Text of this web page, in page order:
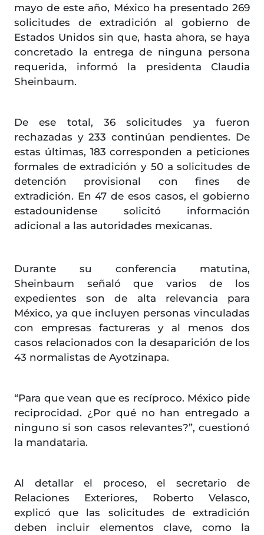
mayo de este año, México ha presentado 269
solicitudes de extradición al gobierno de
Estados Unidos sin que, hasta ahora, se haya
concretado la entrega de ninguna persona
requerida, informó la presidenta Claudia
Sheinbaum.
De ese total, 36 solicitudes ya fueron
rechazadas y 233 continúan pendientes. De
estas últimas, 183 corresponden a peticiones
formales de extradición y 50 a solicitudes de
detención provisional con fines de
extradición. En 47 de esos casos, el gobierno
estadounidense solicitó información
adicional a las autoridades mexicanas.
Durante su conferencia matutina,
Sheinbaum señaló que varios de los
expedientes son de alta relevancia para
México, ya que incluyen personas vinculadas
con empresas factureras y al menos dos
casos relacionados con la desaparición de los
43 normalistas de Ayotzinapa.
“Para que vean que es recíproco. México pide
reciprocidad. ¿Por qué no han entregado a
ninguno si son casos relevantes?”, cuestionó
la mandataria.
Al detallar el proceso, el secretario de
Relaciones Exteriores, Roberto Velasco,
explicó que las solicitudes de extradición
deben incluir elementos clave, como la